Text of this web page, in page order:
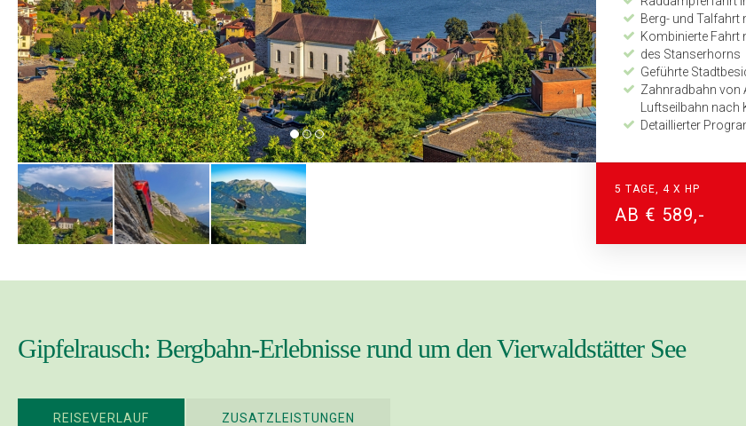
Berg- und Talfahrt
Kombinierte Fahrt
des Stanserhorns
Geführte
Zahnradbahn von
Luftseilbahn
Detaillierter
24 Stunden
5 TAGE, 4 X HP
AB € 589,-
Gipfelrausch: Bergbahn-Erlebnisse rund um den Vierwaldstätter See
REISEVERLAUF ZUSATZLEISTUNGEN